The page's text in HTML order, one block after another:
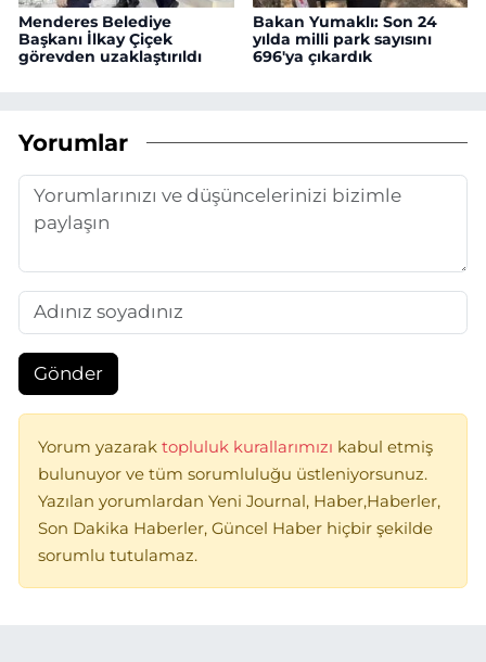
Menderes Belediye
Başkanı İlkay Çiçek
görevden uzaklaştırıldı
Bakan Yumaklı: Son 24
yılda milli park sayısını
696'ya çıkardık
Yorumlar
Gönder
Yorum yazarak topluluk kurallarımızı kabul etmiş
bulunuyor ve tüm sorumluluğu üstleniyorsunuz.
Yazılan yorumlardan Yeni Journal, Haber,Haberler,
Son Dakika Haberler, Güncel Haber hiçbir şekilde
sorumlu tutulamaz.